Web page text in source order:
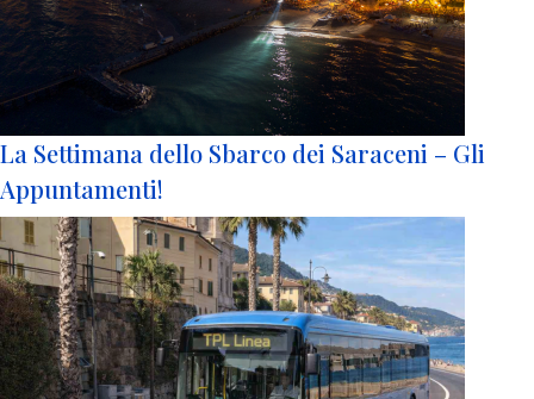
La Settimana dello Sbarco dei Saraceni – Gli
Appuntamenti!